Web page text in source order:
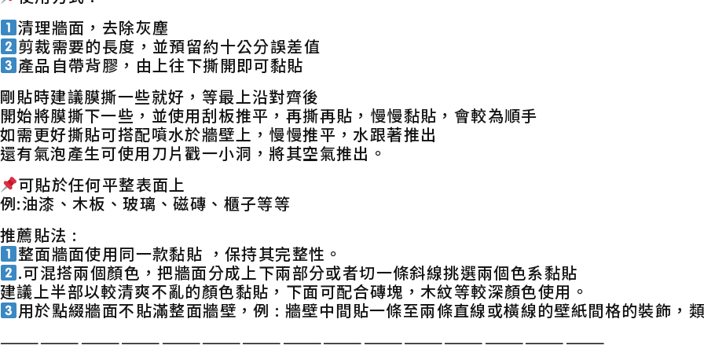
清理牆面，去除灰塵
剪裁需要的長度，並預留約十公分誤差值
產品自帶背膠，由上往下撕開即可黏貼
剛貼時建議膜撕一些就好，等最上沿對齊後
開始將膜撕下一些，並使用刮板推平，再撕再貼，慢慢黏貼，會較為順手
如需更好撕貼可搭配噴水於牆壁上，慢慢推平，水跟著推出
還有氣泡產生可使用刀片戳一小洞，將其空氣推出。
可貼於任何平整表面上
例:油漆、木板、玻璃、磁磚、櫃子等等
推薦貼法 :
整面牆面使用同一款黏貼 ，保持其完整性。
.可混搭兩個顏色，把牆面分成上下兩部分或者切一條斜線挑選兩個色系黏貼
建議上半部以較清爽不亂的顏色黏貼，下面可配合磚塊，木紋等較深顏色使用。
用於點綴牆面不貼滿整面牆壁，例 : 牆壁中間貼一條至兩條直線或橫線的壁紙間格的裝飾，
—————————————————————————————————————————————